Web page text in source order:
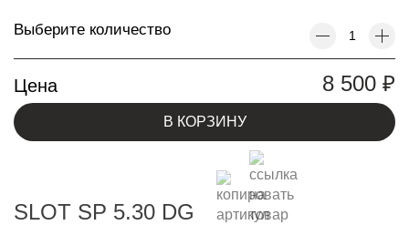
Выберите количество
Цена 8 500 ₽
В КОРЗИНУ
SLOT SP 5.30 DG